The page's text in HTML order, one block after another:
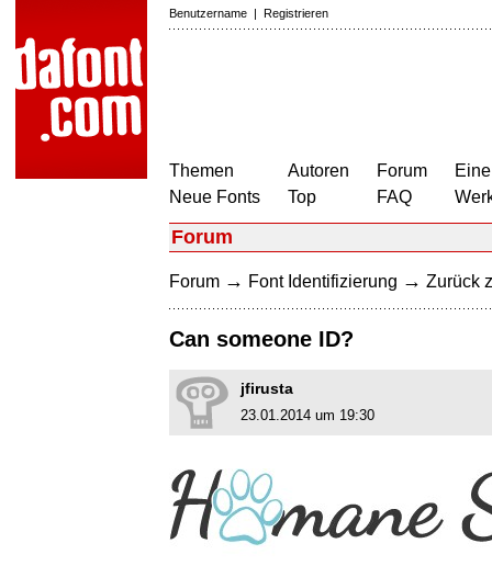
Benutzername | Registrieren
Themen
Neue Fonts
Autoren
Top
Forum
FAQ
Forum
Forum → Font Identifizierung → Zurück
Can someone ID?
jfirusta
23.01.2014 um 19:30